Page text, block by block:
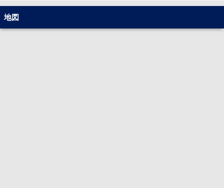
［学区］青木小学校・栗田谷中学校
［総戸数］495戸
［バイク置き場］バイク13台・ミニバイク6台
地図